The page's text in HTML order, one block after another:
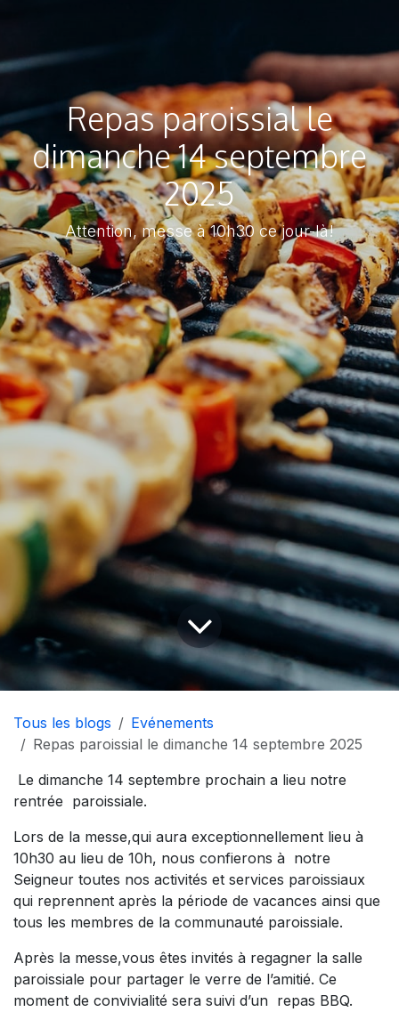
Repas paroissial le
dimanche 14 septembre
2025
Attention, messe à 10h30 ce jour-là!
Tous les blogs
Evénements
Repas paroissial le dimanche 14 septembre 2025
Le dimanche 14 septembre prochain a lieu notre
rentrée paroissiale.
Lors de la messe,qui aura exceptionnellement lieu à
10h30 au lieu de 10h, nous confierons à notre
Seigneur toutes nos activités et services paroissiaux
qui reprennent après la période de vacances ainsi que
tous les membres de la communauté paroissiale.
Après la messe,vous êtes invités à regagner la salle
paroissiale pour partager le verre de l’amitié. Ce
moment de convivialité sera suivi d’un repas BBQ.